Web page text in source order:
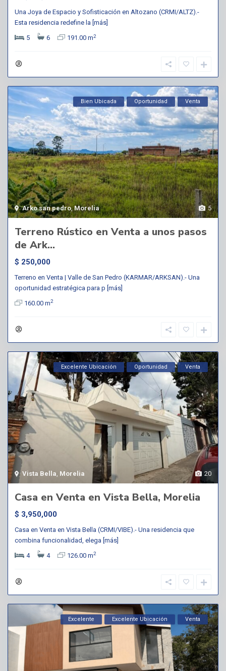
Una Joya de Espacio y Sofisticación en Altozano (CRMI/ALTZ).-
Esta residencia redefine la [más]
5
6 191.00 m2
5
Arko san pedro,Morelia
Bien Ubicada Oportunidad Venta
Terreno Rústico en Venta a unos pasos
de Ark...
$ 250,000
Terreno en Venta | Valle de San Pedro (KARMAR/ARKSAN).- Una
oportunidad estratégica para p [más]
160.00 m2
20
Vista Bella, Morelia
Excelente Ubicación Oportunidad Venta
Casa en Venta en Vista Bella, Morelia
$ 3,950,000
Casa en Venta en Vista Bella (CRMI/VIBE).- Una residencia que
combina funcionalidad, elega [más]
4
4 126.00 m2
Excelente Excelente Ubicación Venta